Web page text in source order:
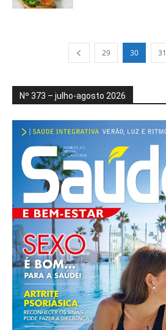
29 30 31
Nº 373 – julho-agosto 2026